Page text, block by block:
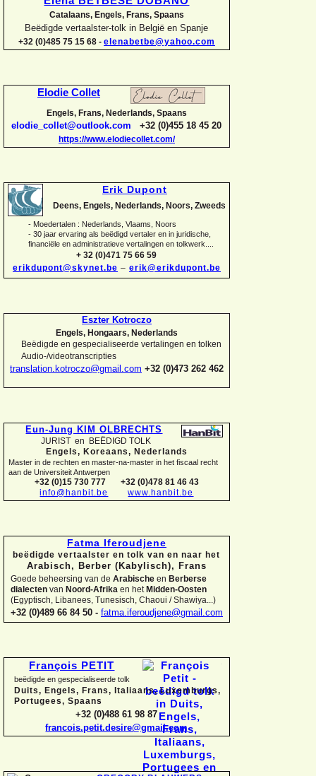
Catalaans, Engels, Frans, Spaans
Beëdigde vertaalster-tolk in België en Spanje
+32 (0)485 75 15 68 - elenabetbe@yahoo.com
Elodie Collet
Engels, Frans, Nederlands, Spaans
elodie_collet@outlook.com +32 (0)455 18 45 20
https://www.elodiecollet.com/
Erik Dupont
Deens, Engels, Nederlands, Noors, Zweeds
- Moedertalen : Nederlands, Vlaams, Noors
- 30 jaar ervaring als beëdigd vertaler en in juridische,
financiële en administratieve vertalingen en tolkwerk....
+ 32 (0)471 75 66 59
erikdupont@skynet.be – erik@erikdupont.be
Eszter Kotroczo
Engels, Hongaars, Nederlands
Beëdigde en gespecialiseerde vertalingen en tolken
Audio-/videotranscripties
translation.kotroczo@gmail.com +32 (0)473 262 462
Eun-Jung KIM OLBRECHTS
JURIST en BEËDIGD TOLK
Engels, Koreaans, Nederlands
Master in de rechten en master-na-master in het fiscaal recht
aan de Universiteit Antwerpen
+32 (0)15 730 777
+32 (0)478 81 46 43
info@hanbit.be
www.hanbit.be
Fatma Iferoudjene
beëdigde vertaalster en tolk van en naar het
Arabisch, Berber (Kabylisch), Frans
Goede beheersing van de Arabische en Berberse
dialecten van Noord-Afrika en hetMidden-Oosten
(Egyptisch, Libanees, Tunesisch, Chaoui / Shawiya...)
+32 (0)489 66 84 50 - fatma.iferoudjene@gmail.com
François PETIT
beëdigde en gespecialiseerde tolk
Duits, Engels, Frans, Italiaans, Luxemburgs,
Portugees, Spaans
+32 (0)488 61 98 87
francois.petit.desire@gmail.com